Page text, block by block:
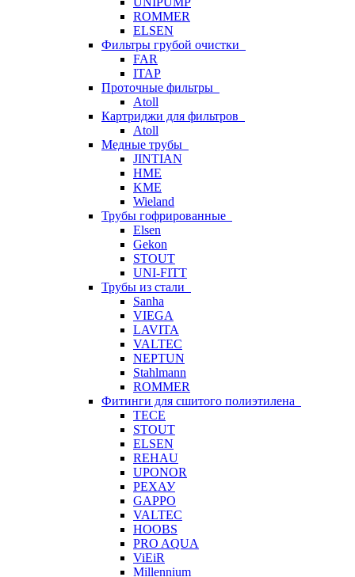
ROMMER
ELSEN
Фильтры грубой очистки
FAR
ITAP
Проточные фильтры
Atoll
Картриджи для фильтров
Atoll
Медные трубы
JINTIAN
HME
KME
Wieland
Трубы гофрированные
Elsen
Gekon
STOUT
UNI-FITT
Трубы из стали
Sanha
VIEGA
LAVITA
VALTEC
NEPTUN
Stahlmann
ROMMER
Фитинги для сшитого полиэтилена
TECE
STOUT
ELSEN
REHAU
UPONOR
РЕХАУ
GAPPO
VALTEC
HOOBS
PRO AQUA
ViEiR
Millennium